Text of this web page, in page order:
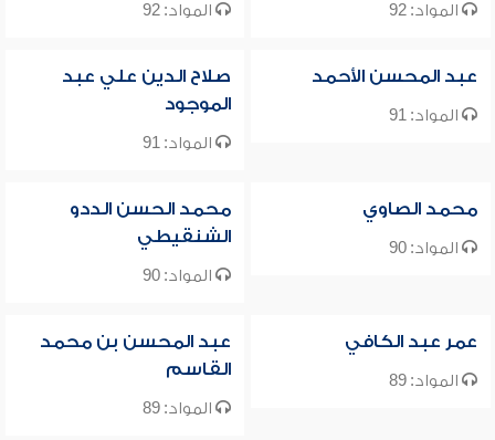
المواد: 92 المواد: 92
عبد المحسن الأحمد
المواد: 91
صلاح الدين علي عبد
الموجود
المواد: 91
محمد الصاوي
المواد: 90
محمد الحسن الددو
الشنقيطي
المواد: 90
عمر عبد الكافي
المواد: 89
عبد المحسن بن محمد
القاسم
المواد: 89